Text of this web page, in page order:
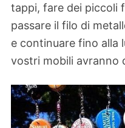
tappi, fare dei piccoli
passare il filo di
e continuare fino alla
vostri mobili avranno